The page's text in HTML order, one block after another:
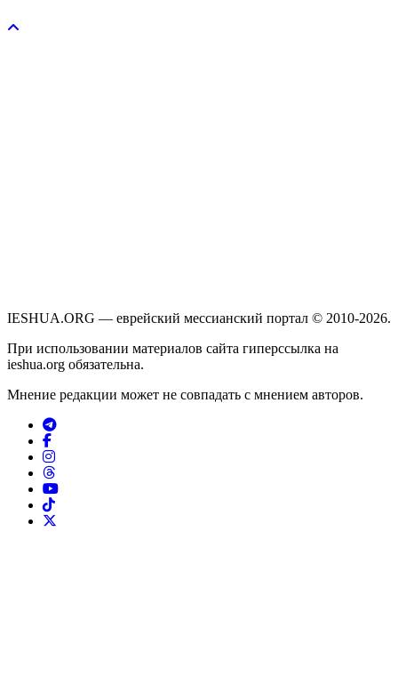
IESHUA.ORG — еврейский мессианский портал © 2010-2026.
При использовании материалов сайта гиперссылка на
ieshua.org обязательна.
Мнение редакции может не совпадать с мнением авторов.